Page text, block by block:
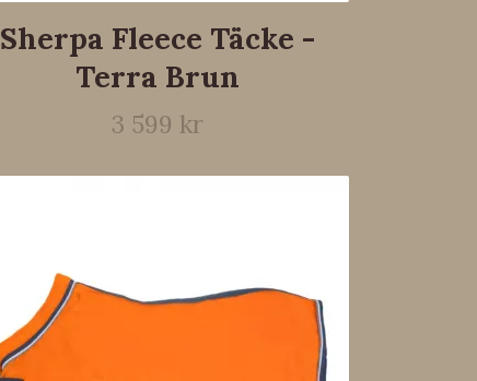
Sherpa Fleece Täcke -
Terra Brun
3 599 kr